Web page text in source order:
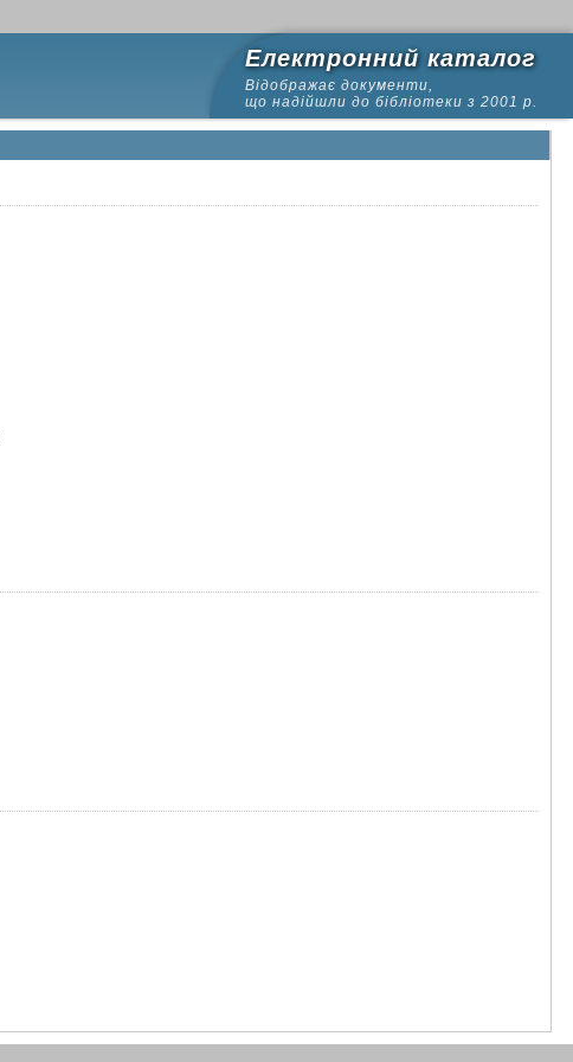
Електронний каталог
Відображає документи,
що надійшли до бібліотеки з 2001 р.